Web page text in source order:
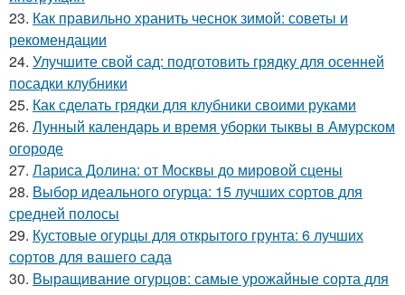
23. Как правильно хранить чеснок зимой: советы и
рекомендации
24. Улучшите свой сад: подготовить грядку для осенней
посадки клубники
25. Как сделать грядки для клубники своими руками
26. Лунный календарь и время уборки тыквы в Амурском
огороде
27. Лариса Долина: от Москвы до мировой сцены
28. Выбор идеального огурца: 15 лучших сортов для
средней полосы
29. Кустовые огурцы для открытого грунта: 6 лучших
сортов для вашего сада
30. Выращивание огурцов: самые урожайные сорта для